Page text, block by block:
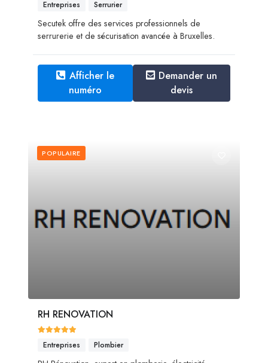
Entreprises Serrurier
Secutek offre des services professionnels de
serrurerie et de sécurisation avancée à Bruxelles.
Afficher le
numéro
Demander un
devis
POPULAIRE
RH RENOVATION
Entreprises Plombier